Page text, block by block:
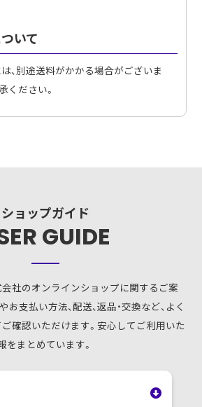
いて
、別途送料がかかる場合がございま
ください。
ショップガイド
GUIDE
社のオンラインショップに関するご案
支払い方法、配送、返品・交換など、よく
確認いただけます。安心してご利用いた
をまとめています。